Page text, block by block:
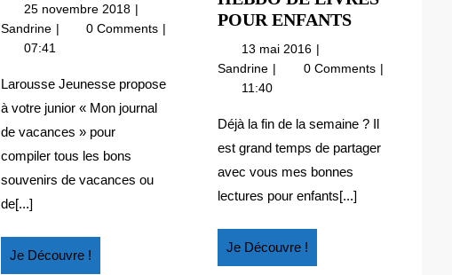
DE
25 novembre 2018 25
novembre
Sandrine Mon
vacances
0 Comments
07:41
Larousse Jeunesse propose
à votre junior « Mon journal
de vacances » pour
compiler tous les bons
souvenirs de vacances ou
de[...]
Je Découvre !Je
POUR ENFANTSMA
HEBDO
POUR
ENFANTS
13 mai 2016 13
mai
Sandrine Ma
sélection
de
livres
enfants
0 Comments
11:40
Déjà la fin de la semaine ? Il
est grand temps de partager
avec vous mes bonnes
lectures pour enfants[...]
Je Découvre !
Découvre